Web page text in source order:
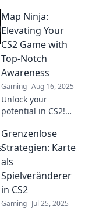
map awareness
can elevate your
gameplay and
lead you to victory.
Dive in now!
Map Ninja:
Elevating Your
CS2 Game with
Top-Notch
Awareness
Gaming Aug 16, 2025
Unlock your
potential in CS2!
tips and strategies
to enhance your
map awareness
and dominate the
competition with
Map Ninja.
Grenzenlose
Strategien: Karte
als
Spielveränderer
in CS2
Gaming Jul 25, 2025